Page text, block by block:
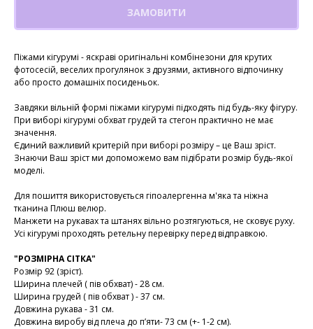
ЗАМОВИТИ
Піжами кігурумі - яскраві оригінальні комбінезони для крутих
фотосесій, веселих прогулянок з друзями, активного відпочинку
або просто домашніх посиденьок.
Завдяки вільній формі піжами кігурумі підходять під будь-яку фігуру.
При виборі кігурумі обхват грудей та стегон практично не має
значення.
Єдиний важливий критерій при виборі розміру – це Ваш зріст.
Знаючи Ваш зріст ми допоможемо вам підібрати розмір будь-якої
моделі.
Для пошиття використовується гіпоалергенна м'яка та ніжна
тканина Плюш велюр.
Манжети на рукавах та штанях вільно розтягуються, не сковує руху.
Усі кігурумі проходять ретельну перевірку перед відправкою.
"РОЗМІРНА СІТКА"
Розмір 92 (зріст).
Ширина плечей ( пів обхват) - 28 см.
Ширина грудей ( пів обхват ) - 37 см.
Довжина рукава - 31 см.
Довжина виробу від плеча до пʼяти- 73 см (+- 1-2 см).